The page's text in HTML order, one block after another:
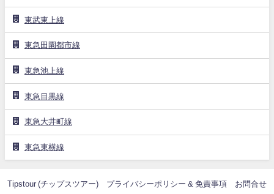
東武東上線
東急田園都市線
東急池上線
東急目黒線
東急大井町線
東急東横線
Tipstour (チップスツアー) プライバシーポリシー & 免責事項 お問合せ